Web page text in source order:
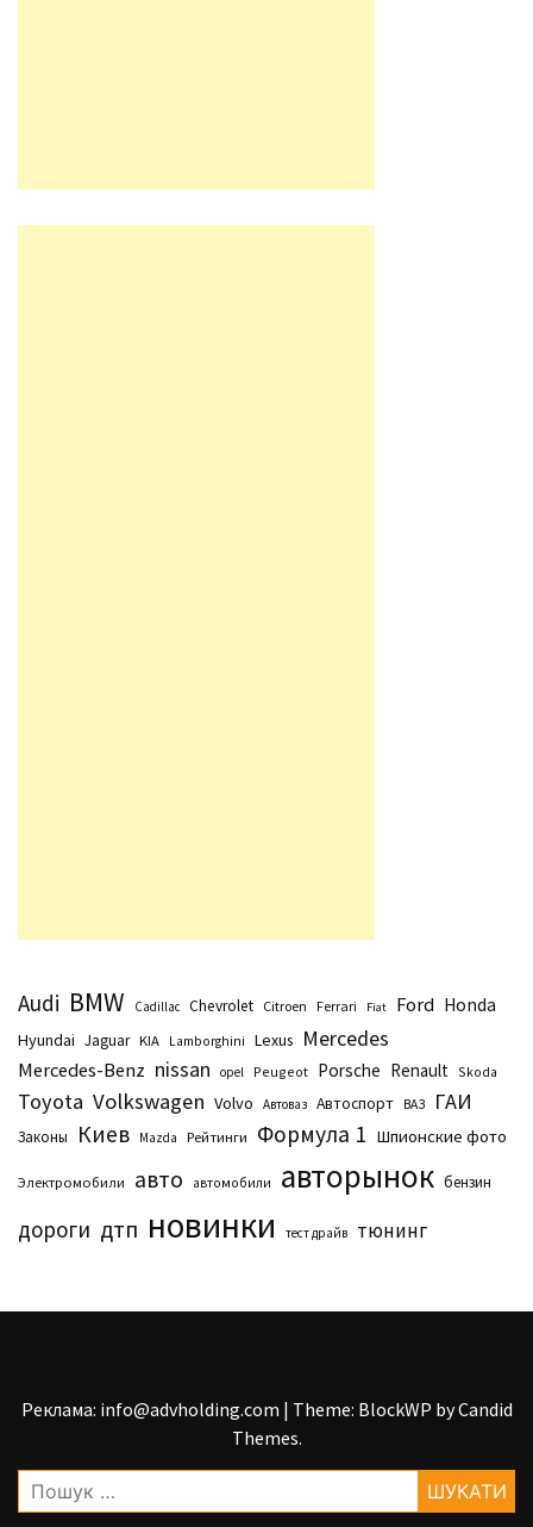
Audi BMW Cadillac Chevrolet Citroen Ferrari Fiat Ford Honda
Hyundai Jaguar KIA Lamborghini Lexus Mercedes
Mercedes-Benz nissan opel Peugeot Porsche Renault Skoda
Toyota Volkswagen Volvo Автоваз Автоспорт ВАЗ ГАИ
Законы Киев Маzda Рейтинги Формула 1 Шпионские фото
Электромобили авто автомобили авторынок бензин
дороги дтп новинки тест драйв тюнинг
Реклама: info@advholding.com | Theme: BlockWP byCandid
Themes.
Пошук: